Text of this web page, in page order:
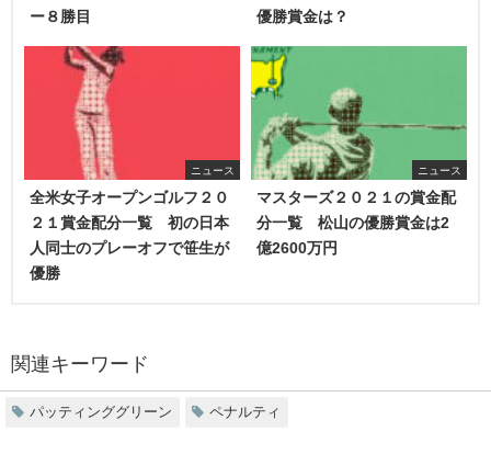
ー８勝目 優勝賞金は？
ニュース
全米女子オープンゴルフ２０
２１賞金配分一覧 初の日本
人同士のプレーオフで笹生が
優勝
ニュース
マスターズ２０２１の賞金配
分一覧 松山の優勝賞金は2
億2600万円
関連キーワード
パッティンググリーン ペナルティ